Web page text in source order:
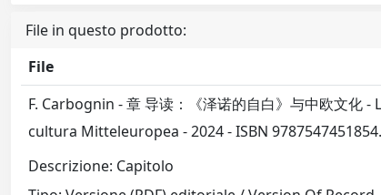
File in questo prodotto:
File
F. Carbognin - 章 导读：《泽诺的自白》与中欧文化 -
cultura Mitteleuropea - 2024 - ISBN
Descrizione: Capitolo